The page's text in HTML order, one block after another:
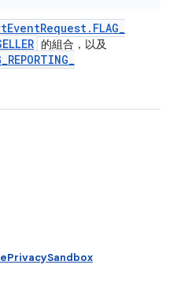
EventRequest. FLAG_
的組合，以及
_REPORTING_